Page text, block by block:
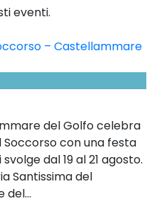
eventi.
– Castellammare
del Golfo celebra
Soccorso con una festa
dal 19 al 21 agosto.
Santissima del
del...